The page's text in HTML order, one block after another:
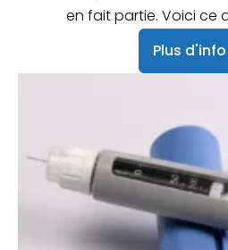
en fait partie. Voici ce
Plus d'info